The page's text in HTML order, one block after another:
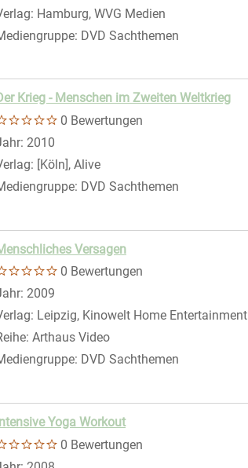
Hamburg, WVG Medien
DVD Sachthemen
Krieg - Menschen im Zweiten Weltkrieg
0 Bewertungen
nach diesem Verfasser
2010
[Köln], Alive
DVD Sachthemen
Versagen
0 Bewertungen
nach diesem Verfasser
2009
Leipzig, Kinowelt Home Entertainment
Arthaus Video
DVD Sachthemen
Yoga Workout
0 Bewertungen